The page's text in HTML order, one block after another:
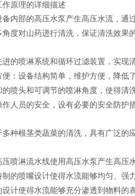
作原理的详细描述
备内部的高压水泵产生高压水流，
角度对山药进行清洗，保证清洗效果
进的喷淋系统和循环过滤装置，实现
便 ：设备结构简单，维护方便，降低
的喷头和可调节的喷淋角度，使得清
作人员的安全，设有必要的安全防护
种根茎类蔬菜的清洗，具有广泛的
压喷淋流水线使用高压水泵产生高压
制的喷嘴设计使得水流能够均匀、强
设计使得水流能够充分渗透到物料的